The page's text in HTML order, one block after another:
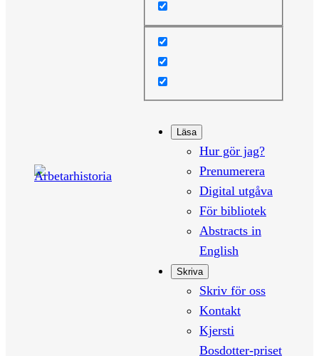
Läsa
Hur gör jag?
Prenumerera
Digital utgåva
För bibliotek
Abstracts in
English
Skriva
Skriv för oss
Kontakt
Kjersti
Bosdotter-priset